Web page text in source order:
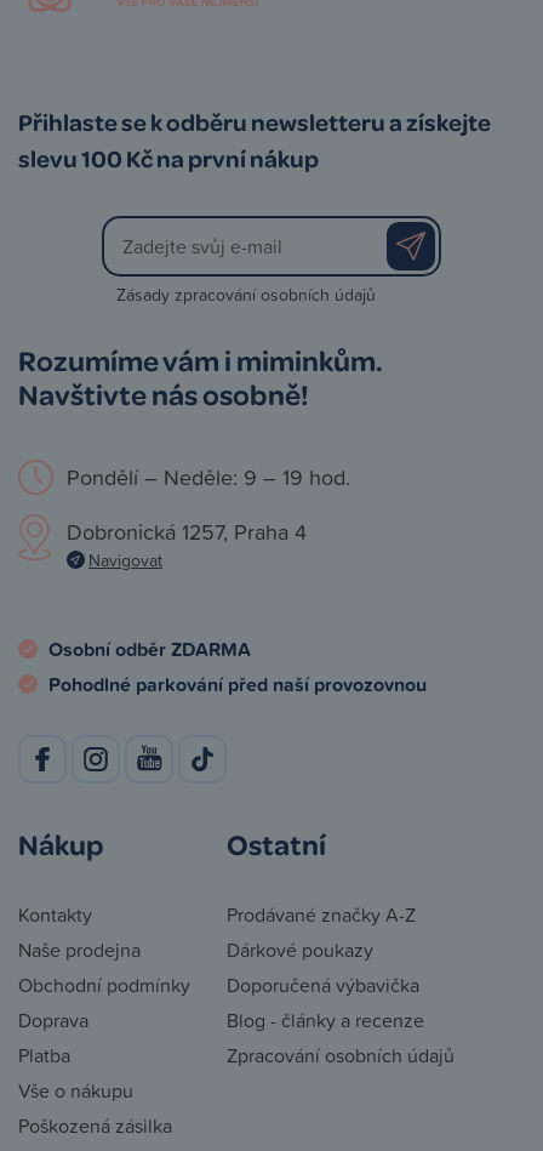
Přihlaste se k odběru newsletteru a získejte
slevu 100 Kč na první nákup
Zásady zpracování osobních údajů
Rozumíme vám i miminkům.
Navštivte nás osobně!
Pondělí – Neděle: 9 – 19 hod.
Dobronická 1257, Praha 4
Navigovat
Osobní odběr ZDARMA
Pohodlné parkování před naší provozovnou
Nákup
Kontakty
Naše prodejna
Obchodní podmínky
Doprava
Platba
Vše o nákupu
Poškozená zásilka
Ostatní
Prodávané značky A-Z
Dárkové poukazy
Doporučená výbavička
Blog - články a recenze
Zpracování osobních údajů